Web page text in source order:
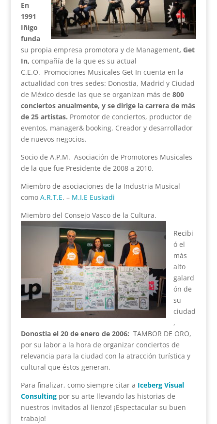
En
1991
Iñigo
funda
su propia empresa promotora y de Management, Get
In, compañía de la que es su actual
C.E.O. Promociones Musicales Get In cuenta en la
actualidad con tres sedes: Donostia, Madrid y Ciudad
de México desde las que se organizan más de 800
conciertos anualmente, y se dirige la carrera de más
de 25 artistas. Promotor de conciertos, productor de
eventos, manager& booking. Creador y desarrollador
de nuevos negocios.
Socio de A.P.M. Asociación de Promotores Musicales
de la que fue Presidente de 2008 a 2010.
Miembro de asociaciones de la Industria Musical
como A.R.T.E. – M.I.E Euskadi
Miembro del Consejo Vasco de la Cultura.
Recibi
ó el
más
alto
galard
ón de
su
ciudad
,
Donostia el 20 de enero de 2006: TAMBOR DE ORO,
por su labor a la hora de organizar conciertos de
relevancia para la ciudad con la atracción turística y
cultural que éstos generan.
Para finalizar, como siempre citar a Iceberg Visual
Consultingpor su arte llevando las historias de
nuestros invitados al lienzo! ¡Espectacular su buen
trabajo!